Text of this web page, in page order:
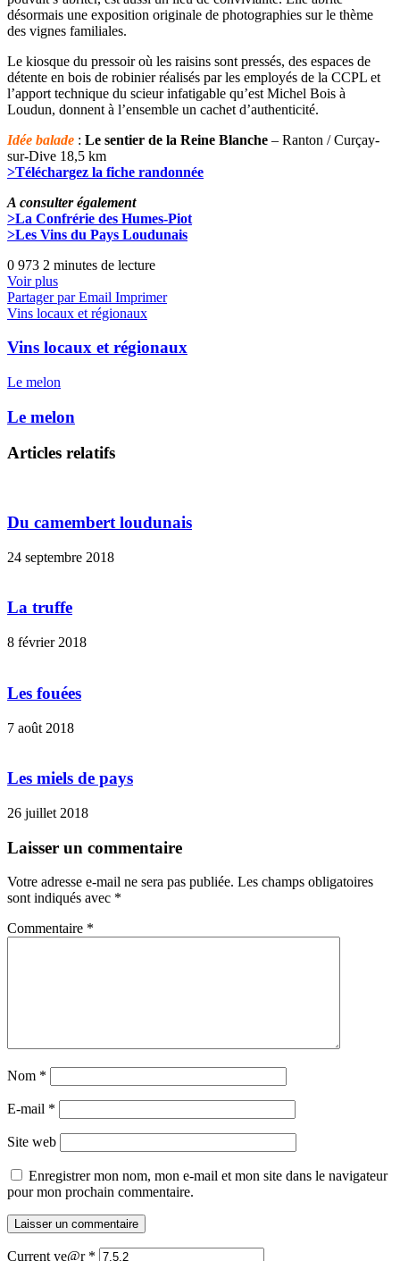
désormais une exposition originale de photographies sur le thème
des vignes familiales.
Le kiosque du pressoir où les raisins sont pressés, des espaces de
détente en bois de robinier réalisés par les employés de la CCPL et
l’apport technique du scieur infatigable qu’est Michel Bois à
Loudun, donnent à l’ensemble un cachet d’authenticité.
Idée balade : Le sentier de la Reine Blanche – Ranton / Curçay-
sur-Dive 18,5 km
>Téléchargez la fiche randonnée
A consulter également
>La Confrérie des Humes-Piot
>Les Vins du Pays Loudunais
0 973 2 minutes de lecture
Voir plus
Partager par Email Imprimer
Vins locaux et régionaux
Vins locaux et régionaux
Le melon
Le melon
Articles relatifs
Du camembert loudunais
24 septembre 2018
La truffe
8 février 2018
Les fouées
7 août 2018
Les miels de pays
26 juillet 2018
Laisser un commentaire
Votre adresse e-mail ne sera pas publiée. Les champs obligatoires
sont indiqués avec *
Commentaire *
Nom *
E-mail *
Site web
Enregistrer mon nom, mon e-mail et mon site dans le navigateur
pour mon prochain commentaire.
Current ye@r *